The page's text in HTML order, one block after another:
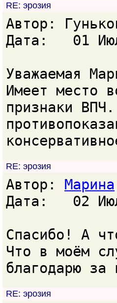
RE: эрозия
Автор:
Дата: 01
Уважаемая
Имеет место
признаки
RE: эрозия
Автор: Марина
Дата: 02
Спасибо! А
Что в моём
благодарю за
RE: эрозия